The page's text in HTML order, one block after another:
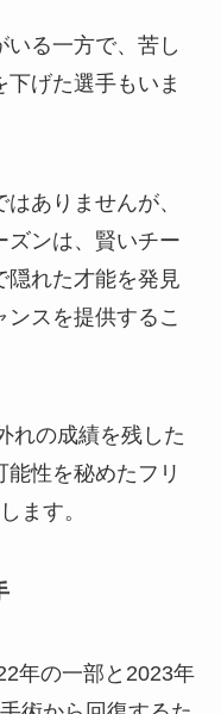
る一方で、苦し
げた選手もいま
ありませんが、
ズンは、賢いチー
隠れた才能を発見
スを提供するこ
れの成績を残した
能性を秘めたフリ
ます。
年の一部と2023年